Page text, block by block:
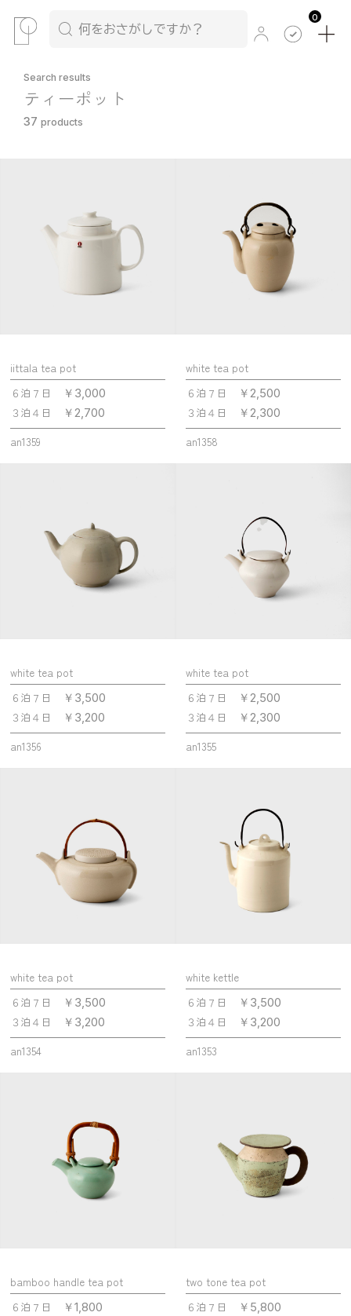
0
Search results
ティーポット
37 products
iittala tea pot
６泊７日
￥3,000
３泊４日 ￥2,700
an1359
white tea pot
６泊７日
￥2,500
３泊４日 ￥2,300
an1358
white tea pot
６泊７日
￥3,500
３泊４日 ￥3,200
an1356
white tea pot
６泊７日
￥2,500
３泊４日 ￥2,300
an1355
white tea pot
６泊７日
￥3,500
３泊４日 ￥3,200
an1354
white kettle
６泊７日
￥3,500
３泊４日 ￥3,200
an1353
bamboo handle tea pot
６泊７日
￥1,800
two tone tea pot
６泊７日
￥5,800